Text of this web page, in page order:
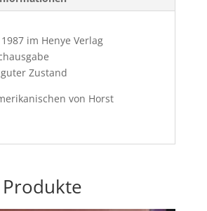
im Henye Verlag
Zustand
von Horst